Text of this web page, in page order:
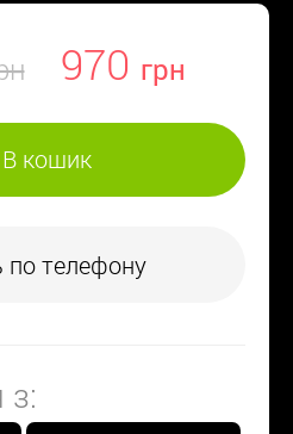
970
В кошик
по телефону
з: